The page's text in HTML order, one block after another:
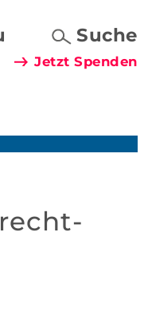
Jetzt Spenden
Suche